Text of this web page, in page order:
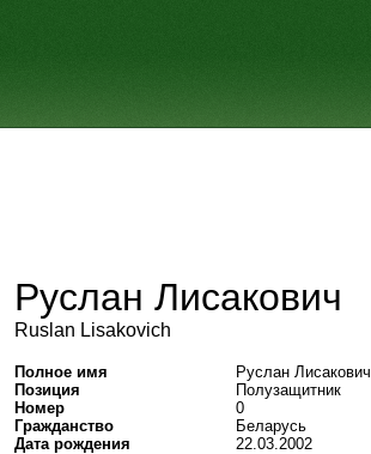
Руслан Лисакович
Ruslan Lisakovich
Полное имя
Руслан Лисакович
Позиция
Полузащитник
Номер
0
Гражданство
Беларусь
Дата рождения
22.03.2002